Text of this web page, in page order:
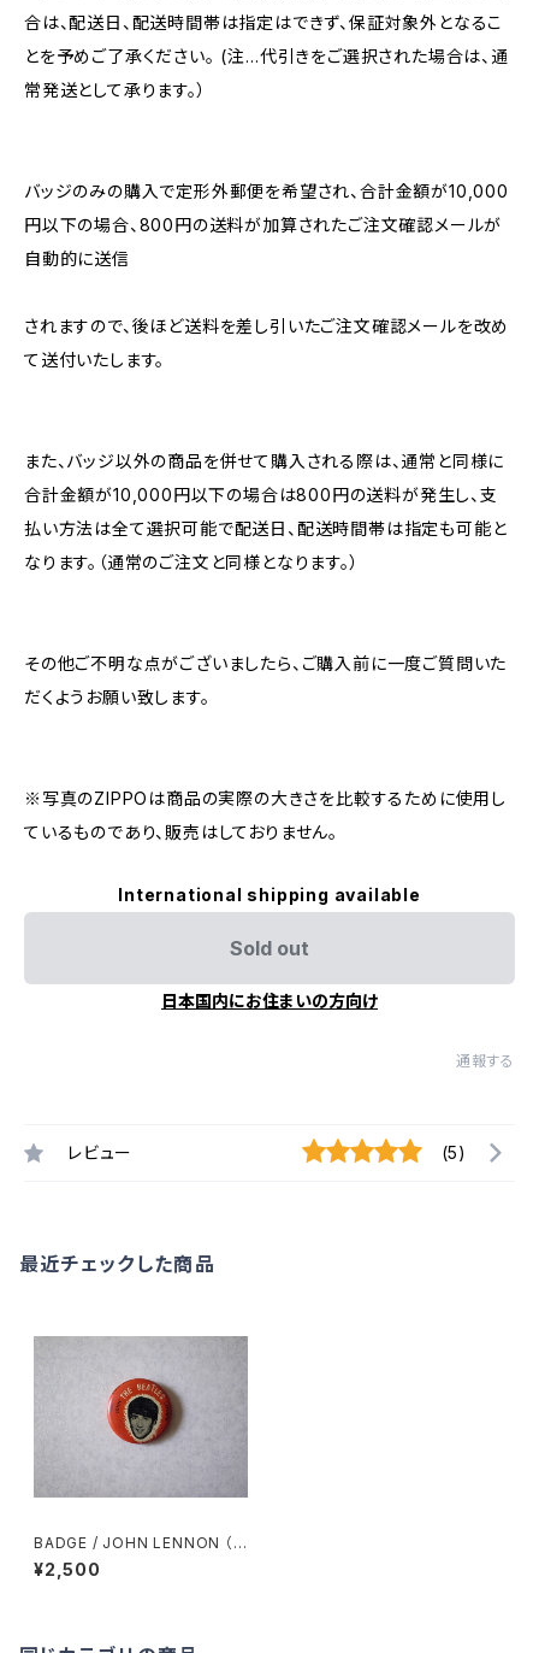
合は、配送日、配送時間帯は指定はできず、保証対象外となるこ
とを予めご了承ください。 (注…代引きをご選択された場合は、通
常発送として承ります。）
バッジのみの購入で定形外郵便を希望され、合計金額が10,000
円以下の場合、800円の送料が加算されたご注文確認メールが
自動的に送信
されますので、後ほど送料を差し引いたご注文確認メールを改め
て送付いたします。
また、バッジ以外の商品を併せて購入される際は、通常と同様に
合計金額が10,000円以下の場合は800円の送料が発生し、支
払い方法は全て選択可能で配送日、配送時間帯は指定も可能と
なります。（通常のご注文と同様となります。）
その他ご不明な点がございましたら、ご購入前に一度ご質問いた
だくようお願い致します。
※写真のZIPPOは商品の実際の大きさを比較するために使用し
ているものであり、販売はしておりません。
International shipping available
Sold out
日本国内にお住まいの方向け
通報する
レビュー (5)
最近チェックした商品
BADGE / JOHN LENNON （6
0'S）
¥2,500